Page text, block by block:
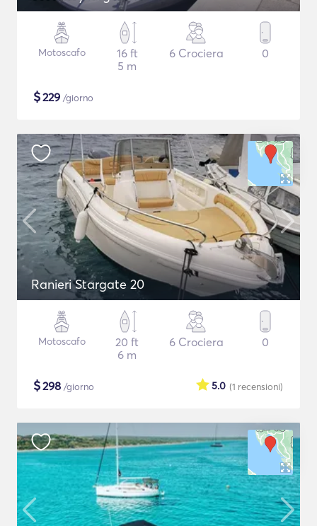
Motoscafo
16 ft
5 m
6 Crociera 0
$229 /giorno
Ranieri Stargate 20
Motoscafo
20 ft
6 m
6 Crociera 0
$298 /giorno (1 recensioni)
5.0